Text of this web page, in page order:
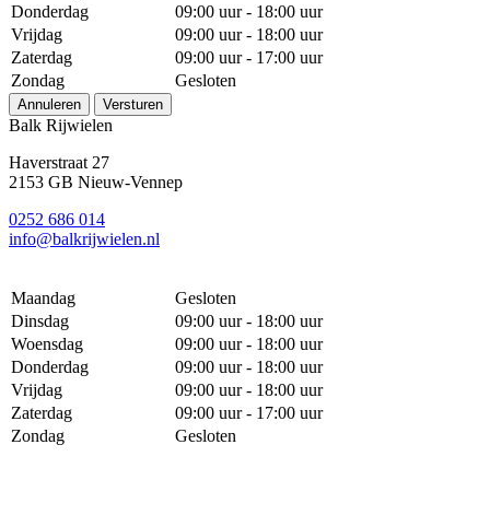
Donderdag
09:00 uur - 18:00 uur
Vrijdag
09:00 uur - 18:00 uur
Zaterdag
09:00 uur - 17:00 uur
Zondag
Gesloten
Annuleren Versturen
Balk Rijwielen
Haverstraat 27
2153 GB Nieuw-Vennep
0252 686 014
info@balkrijwielen.nl
Maandag
Gesloten
Dinsdag
09:00 uur - 18:00 uur
Woensdag
09:00 uur - 18:00 uur
Donderdag
09:00 uur - 18:00 uur
Vrijdag
09:00 uur - 18:00 uur
Zaterdag
09:00 uur - 17:00 uur
Zondag
Gesloten